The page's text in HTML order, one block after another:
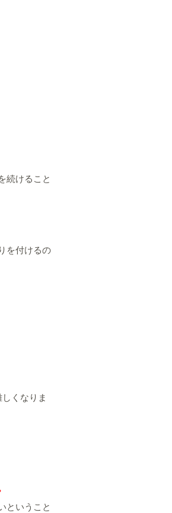
続けること
を付けるの
くなりま
ということ